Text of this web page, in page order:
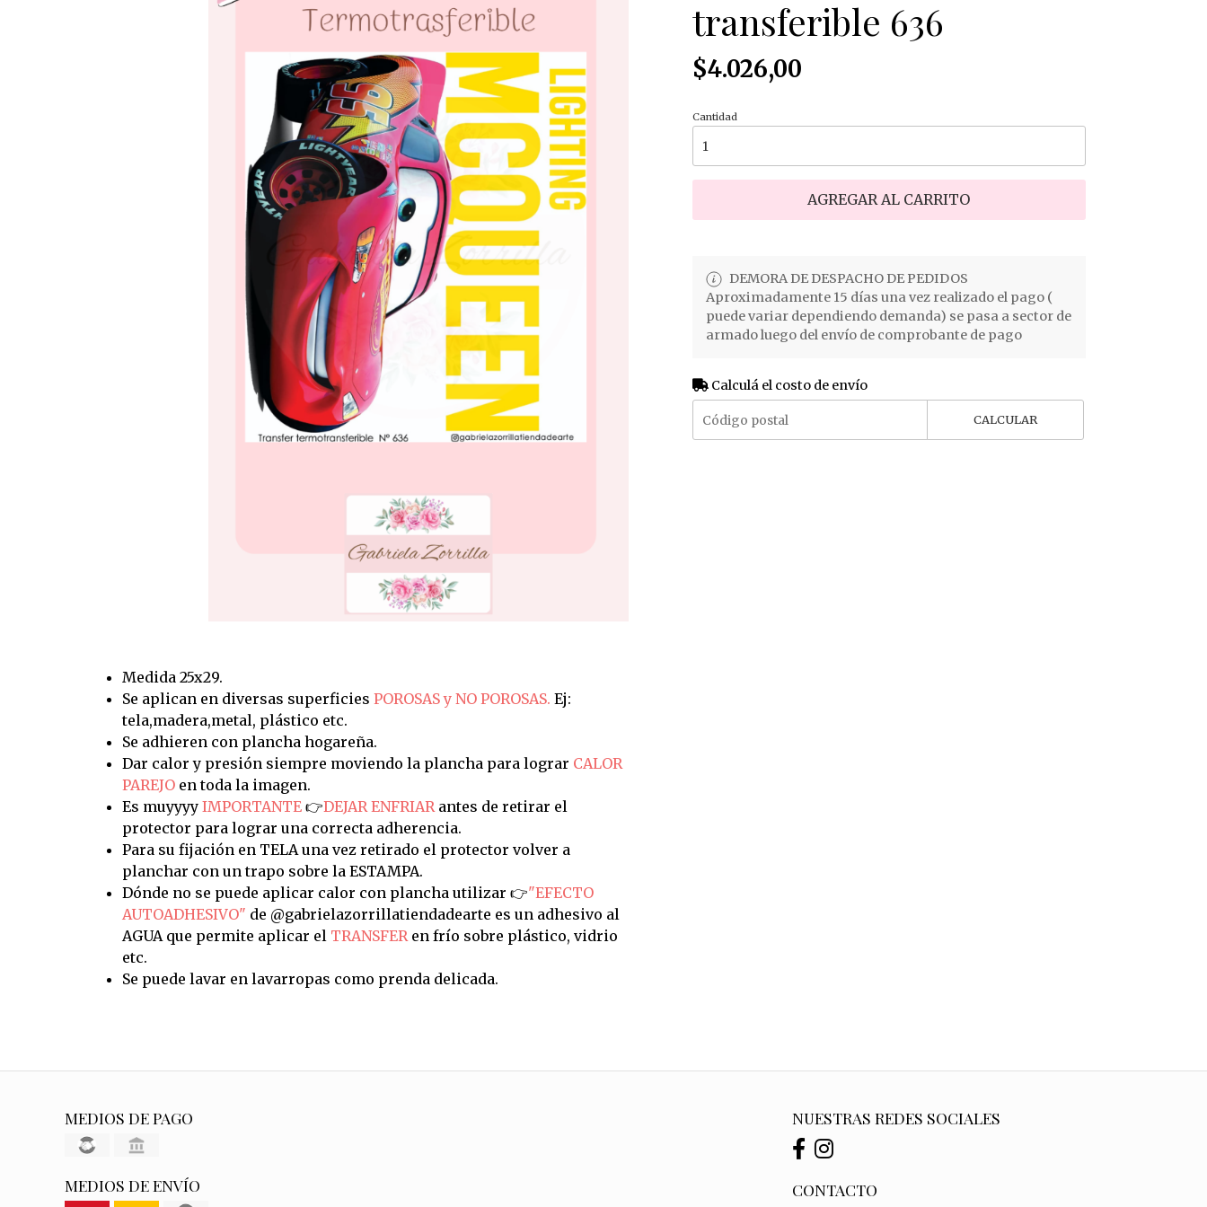
Medida 25x29.
Se aplican en diversas superficies POROSAS y NO POROSAS. Ej:
tela,madera,metal, plástico etc.
Se adhieren con plancha hogareña.
Dar calor y presión siempre moviendo la plancha para lograr CALOR
PAREJOen toda la imagen.
Es muyyyy IMPORTANTE👉DEJAR ENFRIARantes de retirar el
protector para lograr una correcta adherencia.
Para su fijación en TELA una vez retirado el protector volver a
planchar con un trapo sobre la ESTAMPA.
Dónde no se puede aplicar calor con plancha utilizar 👉"EFECTO
AUTOADHESIVO" de @gabrielazorrillatiendadearte es un adhesivo al
AGUA que permite aplicar el TRANSFERen frío sobre plástico, vidrio
etc.
Se puede lavar en lavarropas como prenda delicada.
transferible 636
$4.026,00
Cantidad
AGREGAR AL CARRITO
DEMORA DE DESPACHO DE PEDIDOS
Aproximadamente 15 días una vez realizado el pago (
puede variar dependiendo demanda) se pasa a sector de
armado luego del envío de comprobante de pago
Calculá el costo de envío
CALCULAR
MEDIOS DE PAGO
MEDIOS DE ENVÍO
NUESTRAS REDES SOCIALES
CONTACTO